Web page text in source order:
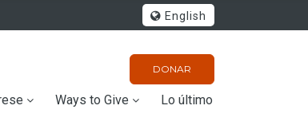
English
DONAR
Ways to Give Lo último